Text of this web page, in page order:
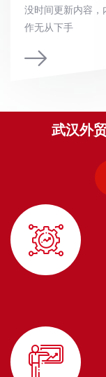
没时间更新内容，
作无从下手
武汉外